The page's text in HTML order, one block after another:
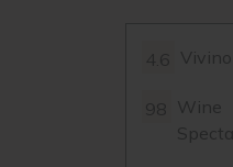
Vivino
Wine